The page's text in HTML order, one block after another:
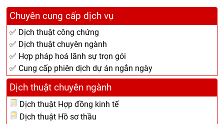
Chuyên cung cấp dịch vụ
✅ Dịch thuật công chứng
✅ Dịch thuật chuyên ngành
✅ Hợp pháp hoá lãnh sự trọn gói
✅ Cung cấp phiên dịch dự án ngắn ngày
Dịch thuật chuyên ngành
Dịch thuật Hợp đồng kinh tế
Dịch thuật Hồ sơ thầu